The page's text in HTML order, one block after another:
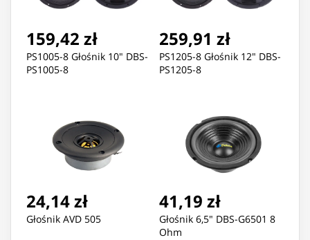
159,42 zł
PS1005-8 Głośnik 10" DBS-
PS1005-8
259,91 zł
PS1205-8 Głośnik 12" DBS-
PS1205-8
24,14 zł
Głośnik AVD 505
41,19 zł
Głośnik 6,5" DBS-G6501 8
Ohm